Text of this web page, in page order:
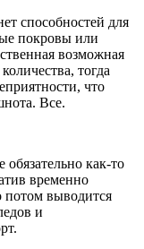
способностей для
покровы или
возможная
тогда
что
Все.
как-то
временно
потом выводится
и